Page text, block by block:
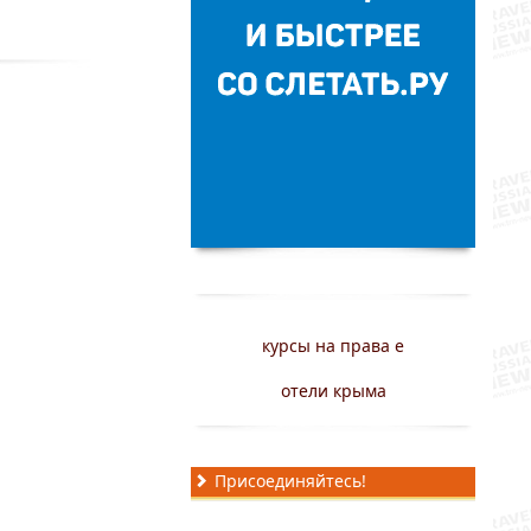
курсы на права е
отели крыма
Присоединяйтесь!